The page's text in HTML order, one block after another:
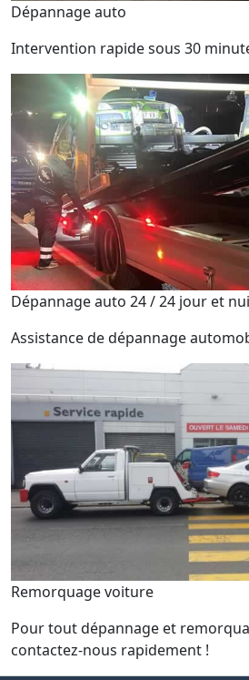
Dépannage auto
Intervention rapide sous 30
Dépannage auto 24 / 24 jour et
Assistance de dépannage
Remorquage voiture
Pour tout dépannage et
contactez-nous rapidement !